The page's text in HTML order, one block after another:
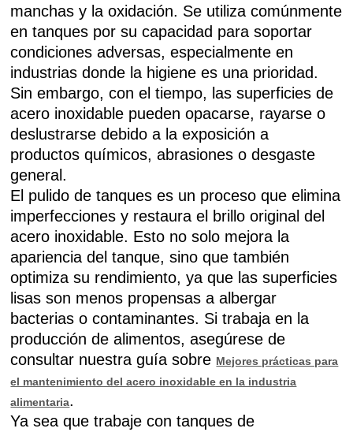
manchas y la oxidación. Se utiliza comúnmente
en tanques por su capacidad para soportar
condiciones adversas, especialmente en
industrias donde la higiene es una prioridad.
Sin embargo, con el tiempo, las superficies de
acero inoxidable pueden opacarse, rayarse o
deslustrarse debido a la exposición a
productos químicos, abrasiones o desgaste
general.
El pulido de tanques es un proceso que elimina
imperfecciones y restaura el brillo original del
acero inoxidable. Esto no solo mejora la
apariencia del tanque, sino que también
optimiza su rendimiento, ya que las superficies
lisas son menos propensas a albergar
bacterias o contaminantes. Si trabaja en la
producción de alimentos, asegúrese de
consultar nuestra guía sobre Mejores prácticas para
el mantenimiento del acero inoxidable en la industria
alimentaria.
Ya sea que trabaje con tanques de